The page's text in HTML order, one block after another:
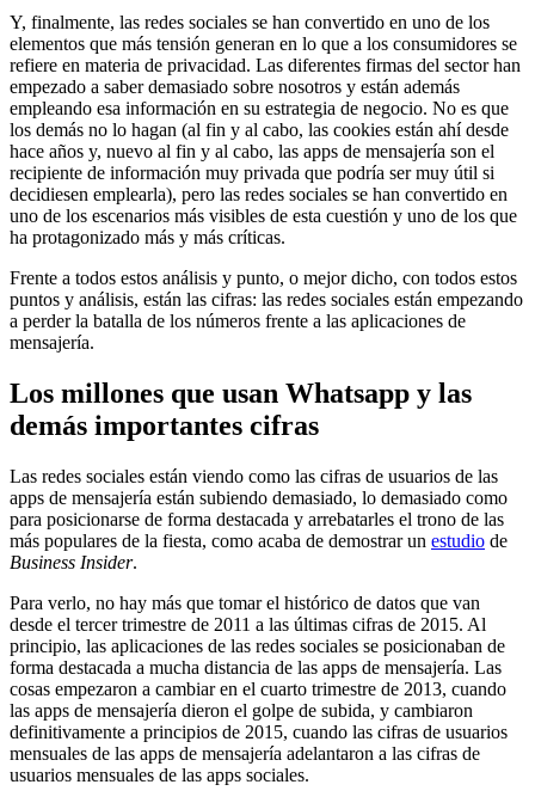
Y, finalmente, las redes sociales se han convertido en uno de los
elementos que más tensión generan en lo que a los consumidores se
refiere en materia de privacidad. Las diferentes firmas del sector han
empezado a saber demasiado sobre nosotros y están además
empleando esa información en su estrategia de negocio. No es que
los demás no lo hagan (al fin y al cabo, las cookies están ahí desde
hace años y, nuevo al fin y al cabo, las apps de mensajería son el
recipiente de información muy privada que podría ser muy útil si
decidiesen emplearla), pero las redes sociales se han convertido en
uno de los escenarios más visibles de esta cuestión y uno de los que
ha protagonizado más y más críticas.
Frente a todos estos análisis y punto, o mejor dicho, con todos estos
puntos y análisis, están las cifras: las redes sociales están empezando
a perder la batalla de los números frente a las aplicaciones de
mensajería.
Los millones que usan Whatsapp y las
demás importantes cifras
Las redes sociales están viendo como las cifras de usuarios de las
apps de mensajería están subiendo demasiado, lo demasiado como
para posicionarse de forma destacada y arrebatarles el trono de las
más populares de la fiesta, como acaba de demostrar un estudio de
Business Insider.
Para verlo, no hay más que tomar el histórico de datos que van
desde el tercer trimestre de 2011 a las últimas cifras de 2015. Al
principio, las aplicaciones de las redes sociales se posicionaban de
forma destacada a mucha distancia de las apps de mensajería. Las
cosas empezaron a cambiar en el cuarto trimestre de 2013, cuando
las apps de mensajería dieron el golpe de subida, y cambiaron
definitivamente a principios de 2015, cuando las cifras de usuarios
mensuales de las apps de mensajería adelantaron a las cifras de
usuarios mensuales de las apps sociales.